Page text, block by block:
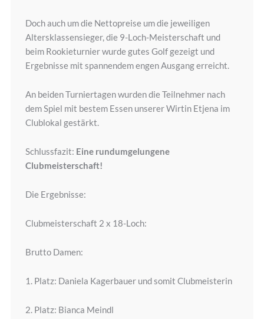
Doch auch um die Nettopreise um die jeweiligen
Altersklassensieger, die 9-Loch-Meisterschaft und
beim Rookieturnier wurde gutes Golf gezeigt und
Ergebnisse mit spannendem engen Ausgang erreicht.
An beiden Turniertagen wurden die Teilnehmer nach
dem Spiel mit bestem Essen unserer Wirtin Etjena im
Clublokal gestärkt.
Schlussfazit: Eine rundumgelungene
Clubmeisterschaft!
Die Ergebnisse:
Clubmeisterschaft 2 x 18-Loch:
Brutto Damen:
1. Platz: Daniela Kagerbauer und somit Clubmeisterin
2. Platz: Bianca Meindl